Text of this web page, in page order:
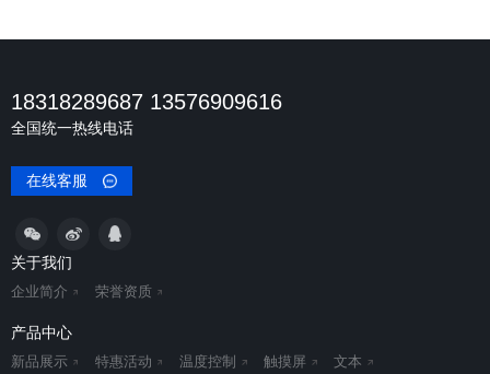
18318289687 13576909616
全国统一热线电话
在线客服
关于我们
企业简介 荣誉资质
产品中心
新品展示 特惠活动 温度控制 触摸屏 文本